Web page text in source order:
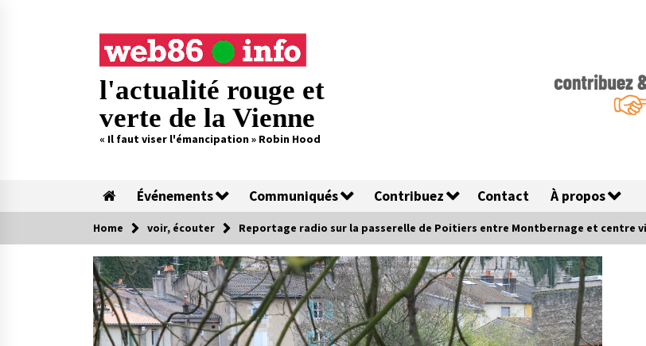
l'actualité rouge et
verte de la Vienne
« Il faut viser l'émancipation » Robin Hood
Événements Communiqués Contribuez Contact À propos
Home voir, écouter Reportage radio sur la passerelle de Poitiers entre Montbernage et centre